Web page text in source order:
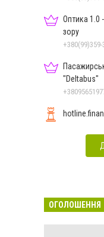
Оптика 1.0
зору
"Deltabus"
ОГОЛОШЕННЯ